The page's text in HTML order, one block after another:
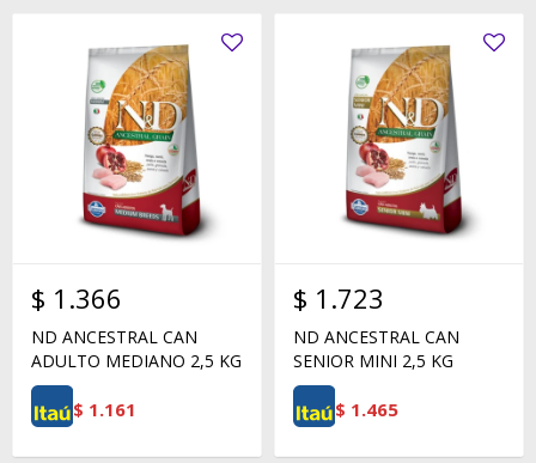
$ 1.366
ND ANCESTRAL CAN
ADULTO MEDIANO 2,5 KG
$ 1.161
$ 1.723
ND ANCESTRAL CAN
SENIOR MINI 2,5 KG
$ 1.465